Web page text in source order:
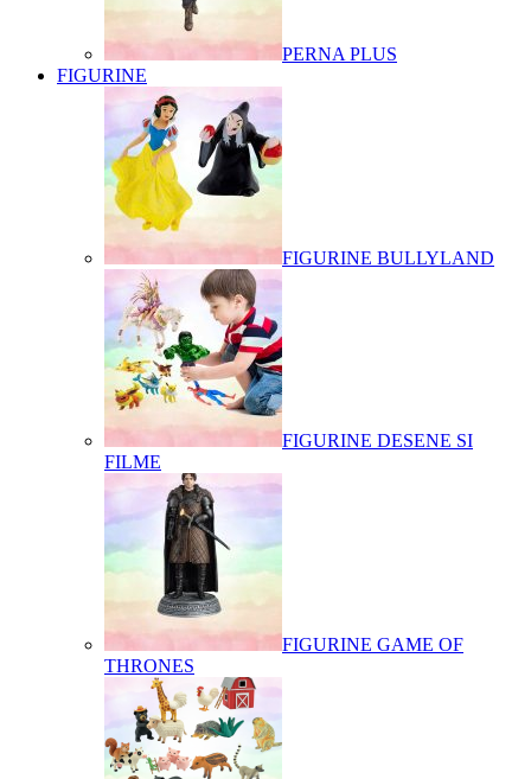
PERNA PLUS
FIGURINE
FIGURINE BULLYLAND
FIGURINE DESENE SI
FILME
FIGURINE GAME OF
THRONES